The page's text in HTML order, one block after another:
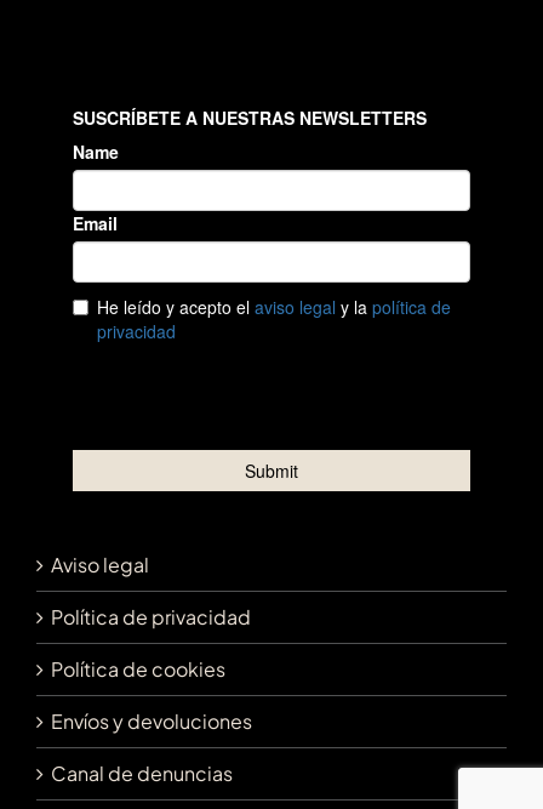
Aviso legal
Política de privacidad
Política de cookies
Envíos y devoluciones
Canal de denuncias